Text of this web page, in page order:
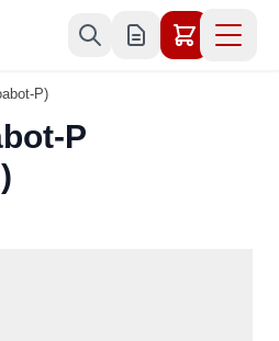
P)
P